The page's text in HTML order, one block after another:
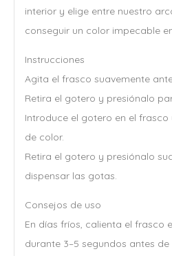
interior y elige entre nuestro
conseguir un color impecable
Instrucciones
Agita el frasco suavemente
Retira el gotero y presiónalo
Introduce el gotero en el
de color.
Retira el gotero y presiónalo
dispensar las gotas.
Consejos de uso
En días fríos, calienta el frasco
durante 3–5 segundos antes